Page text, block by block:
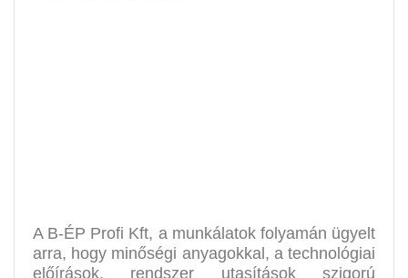
A B-ÉP Profi Kft, a munkálatok folyamán ügyelt
arra, hogy minőségi anyagokkal, a technológiai
előírások, rendszer utasítások szigorú